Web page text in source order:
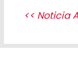
<< Noticia